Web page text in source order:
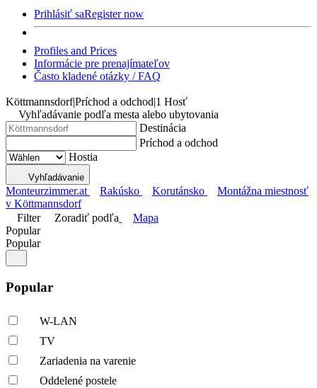
Prihlásiť saRegister now
Profiles and Prices
Informácie pre prenajímateľov
Často kladené otázky / FAQ
Köttmannsdorf|Príchod a odchod|1 Hosť
Vyhľadávanie podľa mesta alebo ubytovania
Destinácia
Príchod a odchod
Hostia
Vyhľadávanie
Monteurzimmer.at Rakúsko Korutánsko
Montážna miestnosť
v Köttmannsdorf
Filter
Zoradiť podľa
Mapa
Popular
Popular
Popular
W-LAN
TV
Zariadenia na varenie
Oddelené postele